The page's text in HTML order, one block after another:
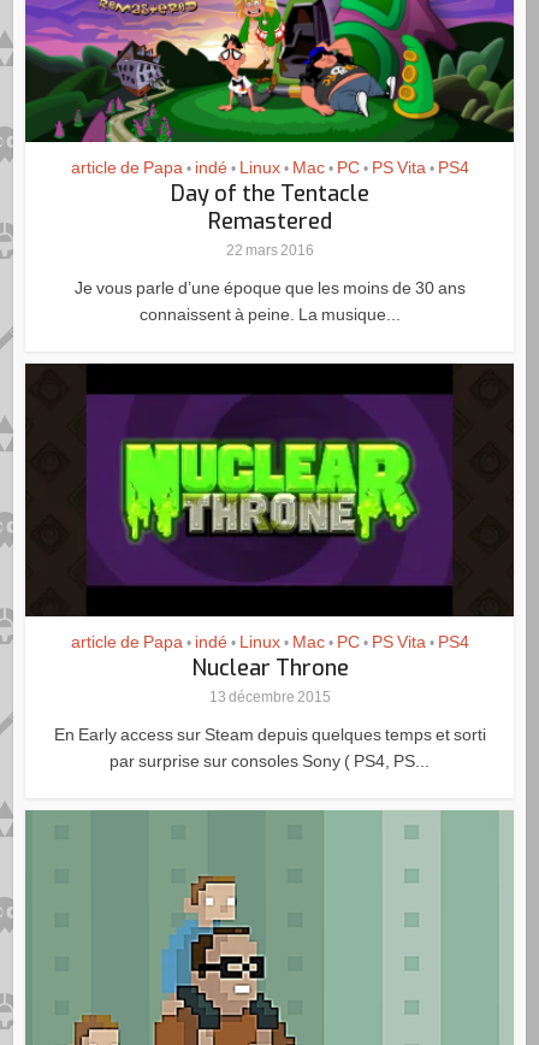
article de Papa • indé • Linux • Mac • PC • PS Vita • PS4
Day of the Tentacle
Remastered
22 mars 2016
Je vous parle d’une époque que les moins de 30 ans
connaissent à peine. La musique...
article de Papa • indé • Linux • Mac • PC • PS Vita • PS4
Nuclear Throne
13 décembre 2015
En Early access sur Steam depuis quelques temps et sorti
par surprise sur consoles Sony ( PS4, PS...